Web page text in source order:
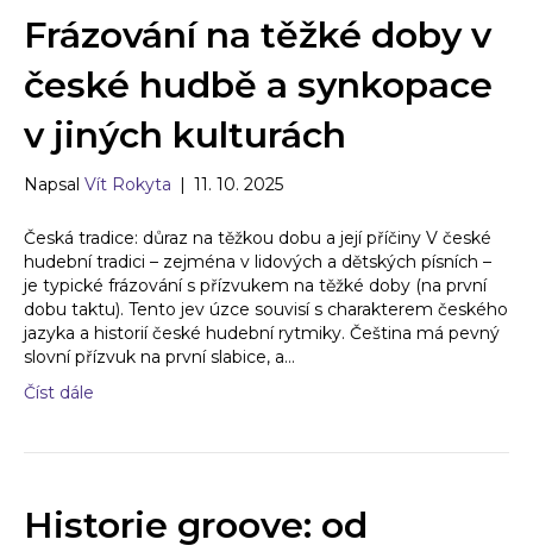
Frázování na těžké doby v
české hudbě a synkopace
v jiných kulturách
Napsal Vít Rokyta | 11. 10. 2025
Česká tradice: důraz na těžkou dobu a její příčiny V české
hudební tradici – zejména v lidových a dětských písních –
je typické frázování s přízvukem na těžké doby (na první
dobu taktu). Tento jev úzce souvisí s charakterem českého
jazyka a historií české hudební rytmiky. Čeština má pevný
slovní přízvuk na první slabice, a…
Číst dále
Historie groove: od